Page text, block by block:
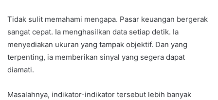
Tidak sulit memahami mengapa. Pasar keuangan bergerak
sangat cepat. Ia menghasilkan data setiap detik. Ia
menyediakan ukuran yang tampak objektif. Dan yang
terpenting, ia memberikan sinyal yang segera dapat
diamati.
Masalahnya, indikator-indikator tersebut lebih banyak